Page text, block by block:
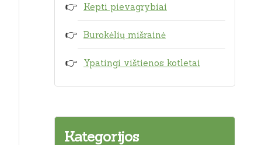
Kepti pievagrybiai
Burokėlių mišrainė
Ypatingi vištienos kotletai
Kategorijos